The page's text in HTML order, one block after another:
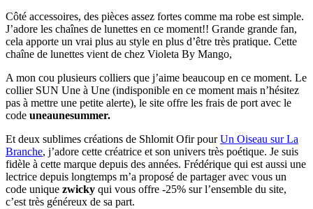
Côté accessoires, des pièces assez fortes comme ma robe est simple.
J’adore les chaînes de lunettes en ce moment!! Grande grande fan,
cela apporte un vrai plus au style en plus d’être très pratique. Cette
chaîne de lunettes vient de chez Violeta By Mango,
A mon cou plusieurs colliers que j’aime beaucoup en ce moment. Le
collier SUN Une à Une (indisponible en ce moment mais n’hésitez
pas à mettre une petite alerte), le site offre les frais de port avec le
code uneaunesummer.
Et deux sublimes créations de Shlomit Ofir pourUn Oiseau sur La
Branche, j’adore cette créatrice et son univers très poétique. Je suis
fidèle à cette marque depuis des années. Frédérique qui est aussi une
lectrice depuis longtemps m’a proposé de partager avec vous un
code unique zwicky qui vous offre -25% sur l’ensemble du site,
c’est très généreux de sa part.